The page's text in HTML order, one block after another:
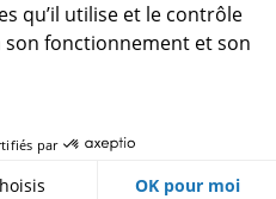
© 2026, CNRS
cookies
qu’il utilise et le contrôle
son fonctionnement et son
par
OK pour moi